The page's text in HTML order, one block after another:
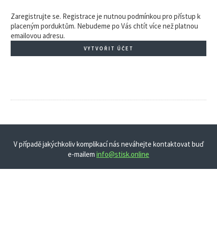
Zaregistrujte se. Registrace je nutnou podmínkou pro přístup k
placeným porduktům. Nebudeme po Vás chtít více než platnou
emailovou adresu.
VYTVOŘIT ÚČET
V případě jakýchkoliv komplikací nás neváhejte kontaktovat buď
e-mailem info@stisk.online